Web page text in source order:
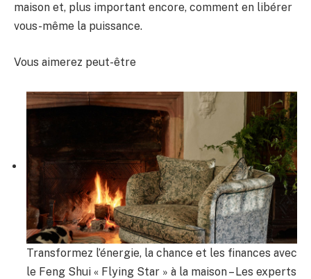
maison et, plus important encore, comment en libérer
vous-même la puissance.
Vous aimerez peut-être
Transformez l’énergie, la chance et les finances avec
le Feng Shui « Flying Star » à la maison – Les experts